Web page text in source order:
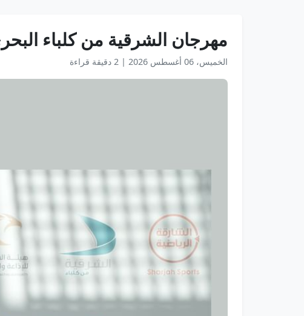
مهرجان الشرقية من كلباء البحري
الخميس، 06 أغسطس 2026 | 2 دقيقة قراءة